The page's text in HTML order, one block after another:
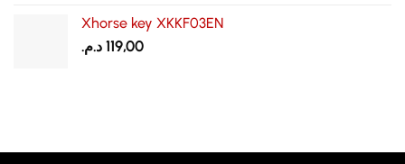
Xhorse key XKKF03EN
119,00 د.م.